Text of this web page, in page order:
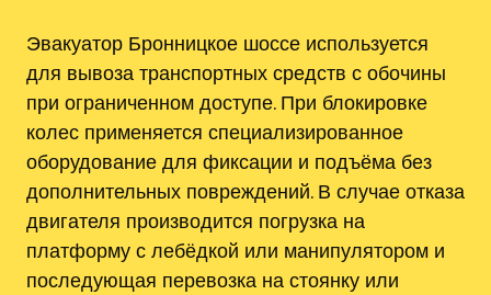
Эвакуатор Бронницкое шоссе используется
для вывоза транспортных средств с обочины
при ограниченном доступе. При блокировке
колес применяется специализированное
оборудование для фиксации и подъёма без
дополнительных повреждений. В случае отказа
двигателя производится погрузка на
платформу с лебёдкой или манипулятором и
последующая перевозка на стоянку или